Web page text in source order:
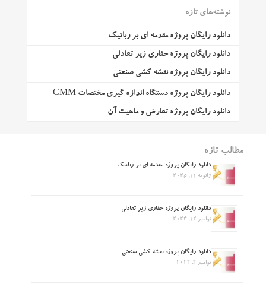
نوشته‌های تازه
دانلود رایگان پروژه مقدمه ای بر رباتیک
دانلود رایگان پروژه حفاری زیر تعادلی
دانلود رایگان پروژه نقشه کشی صنعتی
دانلود رایگان پروژه دستگاه اندازه گیری مختصات CMM
دانلود رایگان پروژه تعارض و ماهیت آن
مطالب تازه
دانلود رایگان پروژه مقدمه ای بر رباتیک
ژانویه 11, 2025
دانلود رایگان پروژه حفاری زیر تعادلی
نوامبر 12, 2024
دانلود رایگان پروژه نقشه کشی صنعتی
نوامبر 4, 2024